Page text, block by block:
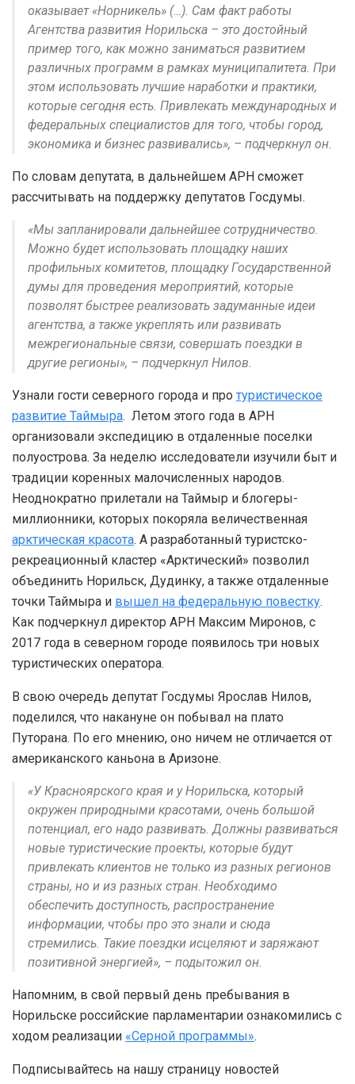
оказывает «Норникель» (…). Сам факт работы
Агентства развития Норильска – это достойный
пример того, как можно заниматься развитием
различных программ в рамках муниципалитета. При
этом использовать лучшие наработки и практики,
которые сегодня есть. Привлекать международных и
федеральных специалистов для того, чтобы город,
экономика и бизнес развивались», – подчеркнул он.
По словам депутата, в дальнейшем АРН сможет
рассчитывать на поддержку депутатов Госдумы.
«Мы запланировали дальнейшее сотрудничество.
Можно будет использовать площадку наших
профильных комитетов, площадку Государственной
думы для проведения мероприятий, которые
позволят быстрее реализовать задуманные идеи
агентства, а также укреплять или развивать
межрегиональные связи, совершать поездки в
другие регионы», – подчеркнул Нилов.
Узнали гости северного города и про туристическое
развитие Таймыра. Летом этого года в АРН
организовали экспедицию в отдаленные поселки
полуострова. За неделю исследователи изучили быт и
традиции коренных малочисленных народов.
Неоднократно прилетали на Таймыр и блогеры-
миллионники, которых покоряла величественная
арктическая красота. А разработанный туристско-
рекреационный кластер «Арктический» позволил
объединить Норильск, Дудинку, а также отдаленные
точки Таймыра и вышел на федеральную повестку.
Как подчеркнул директор АРН Максим Миронов, с
2017 года в северном городе появилось три новых
туристических оператора.
В свою очередь депутат Госдумы Ярослав Нилов,
поделился, что накануне он побывал на плато
Путорана. По его мнению, оно ничем не отличается от
американского каньона в Аризоне.
«У Красноярского края и у Норильска, который
окружен природными красотами, очень большой
потенциал, его надо развивать. Должны развиваться
новые туристические проекты, которые будут
привлекать клиентов не только из разных регионов
страны, но и из разных стран. Необходимо
обеспечить доступность, распространение
информации, чтобы про это знали и сюда
стремились. Такие поездки исцеляют и заряжают
позитивной энергией», – подытожил он.
Напомним, в свой первый день пребывания в
Норильске российские парламентарии ознакомились с
ходом реализации «Серной программы».
Подписывайтесь на нашу страницу новостей